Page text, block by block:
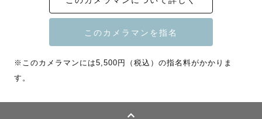
一人一人のゲスト様としっかりと向き合って、数年後に見
た時に心がほっこり温まるような大切な写真を残します。
【撮影について】
※このカメラマンには5,500円（税込）の指名料がかかりま
す。